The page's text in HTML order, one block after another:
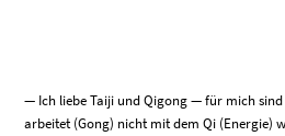
— Ich liebe Taiji und Qigong — für mich sind
arbeitet (Gong) nicht mit dem Qi (Energie)